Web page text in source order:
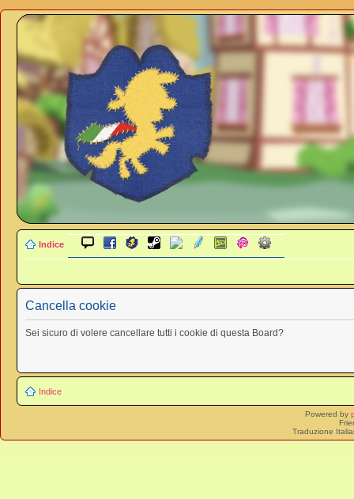
Indice
Cancella cookie
Sei sicuro di volere cancellare tutti i cookie di questa Board?
Indice
Powered by
Traduzione